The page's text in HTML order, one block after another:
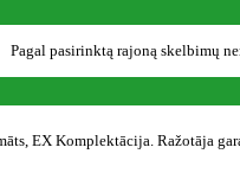
Pagal pasirinktą rajoną skelbimų
EX Komplektācija. Ražotāja